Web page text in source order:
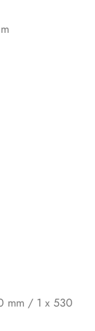
mm / 1 x 530